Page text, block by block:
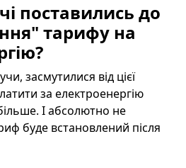
поставились до
тарифу на
засмутилися від цієї
за електроенергію
І абсолютно не
буде встановлений після